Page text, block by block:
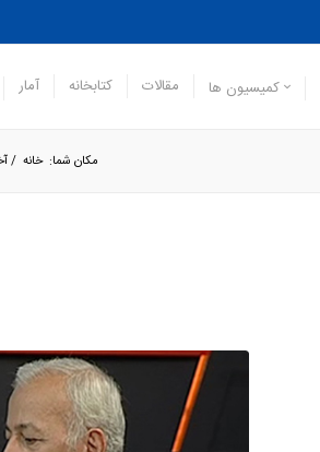
کمیسیون ها مقالات کتابخانه آمار
مکان شما: خانه /